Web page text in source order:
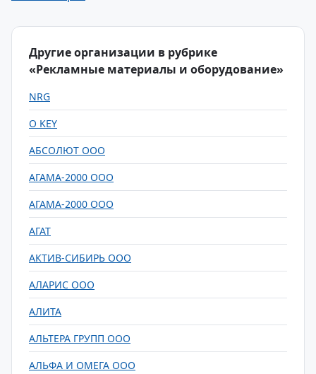
Другие организации в рубрике
«Рекламные материалы и оборудование»
NRG
O KEY
АБСОЛЮТ ООО
АГАМА-2000 ООО
АГАМА-2000 ООО
АГАТ
АКТИВ-СИБИРЬ ООО
АЛАРИС ООО
АЛИТА
АЛЬТЕРА ГРУПП ООО
АЛЬФА И ОМЕГА ООО